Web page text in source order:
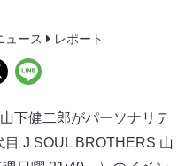
ュース レポート
下健二郎がパーソナリテ
J SOUL BROTHERS 山